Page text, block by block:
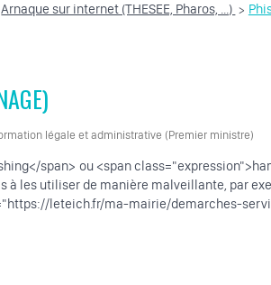
Arnaque sur internet (THESEE, Pharos, ...) >
légale et administrative (Premier ministre)
span> ou <span
à les utiliser de manière malveillante, par
leteich.fr/ma-mairie/demarches-